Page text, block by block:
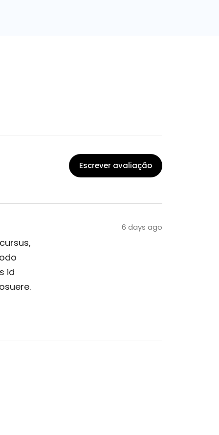
Escrever avaliação
id
6 days ago